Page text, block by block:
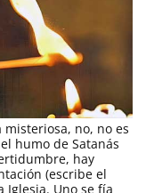
no, no es
humo de Satanás
hay
(escribe el
Iglesia. Uno se fía